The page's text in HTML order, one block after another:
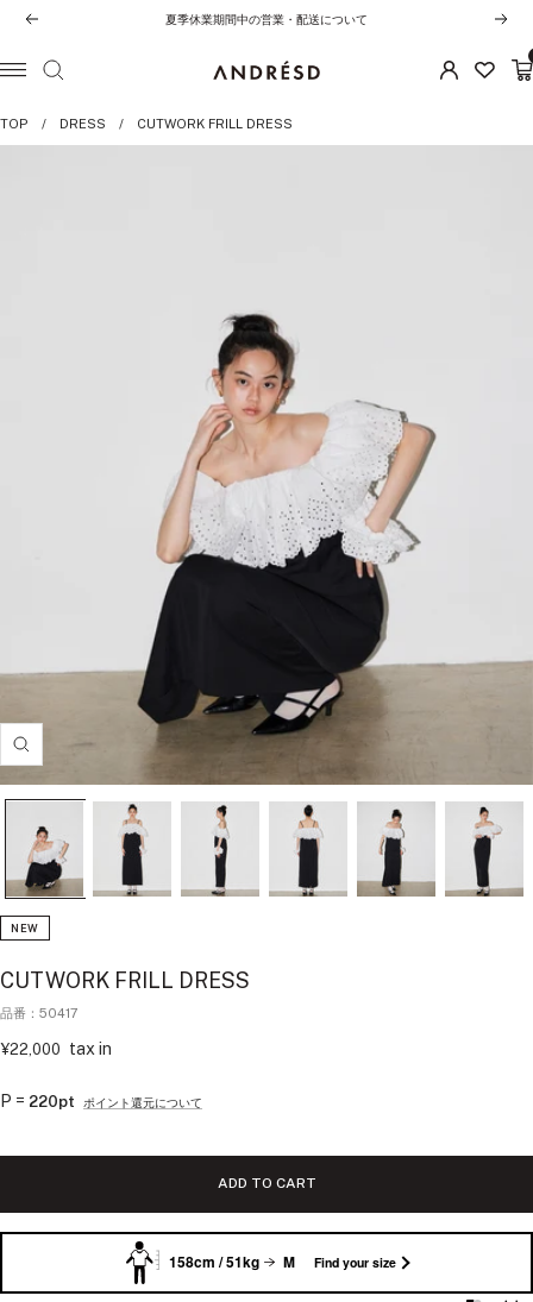
テ
ツ
前
夏季休業期間中の営業・配送について
次
ナ
ゲ
ANDRESD
TOP DRESS CUTWORK FRILL DRESS
拡
大
る
NEW
CUTWORK FRILL DRESS
品番：50417
セ
ル
格
¥22,000 tax in
P = 220pt ポイント還元について
ADD TO CART
158cm / 51kg M Find your size